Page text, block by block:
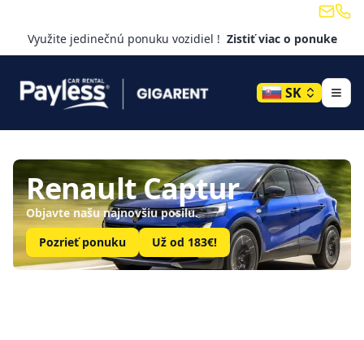
Email
Využite jedinečnú ponuku vozidiel ! Zistiť viac o ponuke
SK
Renault Captur
Objavte našu najnovšiu posilu.
Pozrieť ponuku
Už od 183€!